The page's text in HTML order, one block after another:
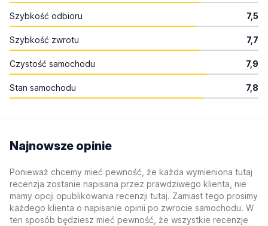
Szybkość odbioru 7,5
Szybkość zwrotu 7,7
Czystość samochodu 7,9
Stan samochodu 7,8
Najnowsze opinie
Ponieważ chcemy mieć pewność, że każda wymieniona tutaj
recenzja zostanie napisana przez prawdziwego klienta, nie
mamy opcji opublikowania recenzji tutaj. Zamiast tego prosimy
każdego klienta o napisanie opinii po zwrocie samochodu. W
ten sposób będziesz mieć pewność, że wszystkie recenzje